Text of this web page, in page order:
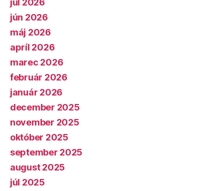
jún 2026
máj 2026
apríl 2026
marec 2026
február 2026
január 2026
december 2025
november 2025
október 2025
september 2025
august 2025
júl 2025